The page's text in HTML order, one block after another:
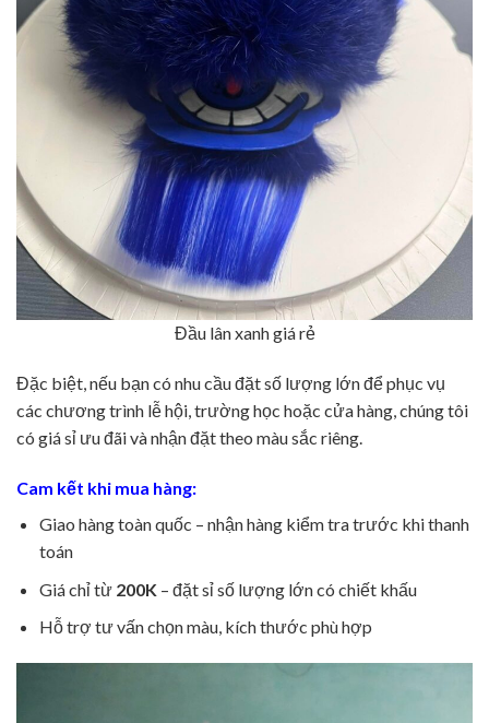
Đầu lân xanh giá rẻ
Đặc biệt, nếu bạn có nhu cầu đặt số lượng lớn để phục vụ
các chương trình lễ hội, trường học hoặc cửa hàng, chúng tôi
có giá sỉ ưu đãi và nhận đặt theo màu sắc riêng.
Cam kết khi mua hàng:
Giao hàng toàn quốc – nhận hàng kiểm tra trước khi thanh
toán
Giá chỉ từ 200K – đặt sỉ số lượng lớn có chiết khấu
Hỗ trợ tư vấn chọn màu, kích thước phù hợp